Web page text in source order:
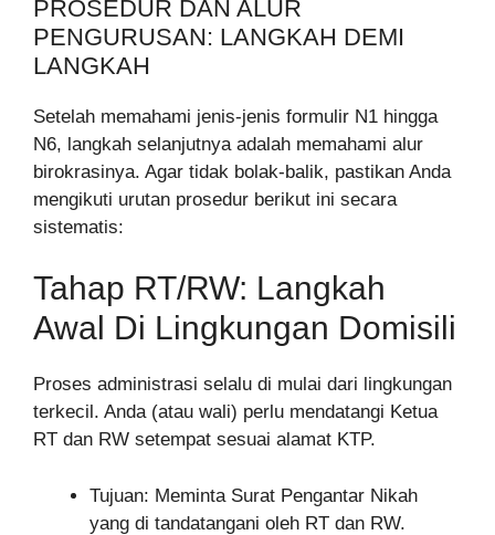
PROSEDUR DAN ALUR
PENGURUSAN: LANGKAH DEMI
LANGKAH
Setelah memahami jenis-jenis formulir N1 hingga
N6, langkah selanjutnya adalah memahami alur
birokrasinya. Agar tidak bolak-balik, pastikan Anda
mengikuti urutan prosedur berikut ini secara
sistematis:
Tahap RT/RW: Langkah
Awal Di Lingkungan Domisili
Proses administrasi selalu di mulai dari lingkungan
terkecil. Anda (atau wali) perlu mendatangi Ketua
RT dan RW setempat sesuai alamat KTP.
Tujuan: Meminta Surat Pengantar Nikah
yang di tandatangani oleh RT dan RW.